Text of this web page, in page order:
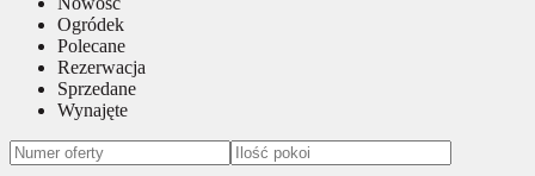
Ogródek
Polecane
Rezerwacja
Sprzedane
Wynajęte